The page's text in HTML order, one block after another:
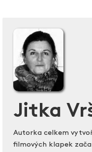
Jitka
Autorka celkem
filmových klapek